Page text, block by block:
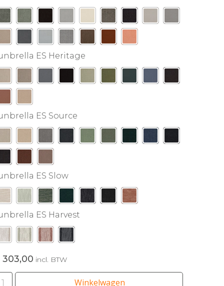
ES Heritage
ES Source
ES Slow
ES Harvest
incl. BTW
Winkelwagen